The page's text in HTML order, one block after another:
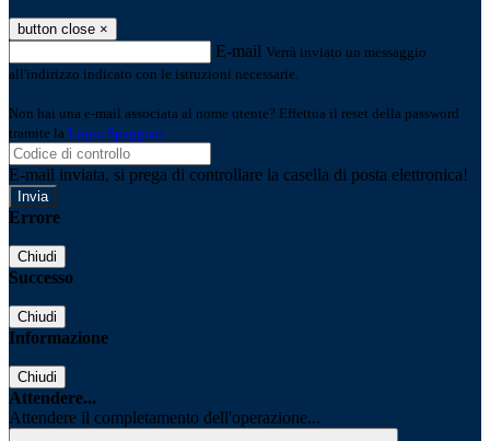
button close ×
E-mail Verrà inviato un messaggio
all'indirizzo indicato con le istruzioni necessarie.
Non hai una e-mail associata al nome utente? Effettua il reset della password
tramite la Login Spaggiari
E-mail inviata, si prega di controllare la casella di posta elettronica!
Errore
Chiudi
Successo
Chiudi
Informazione
Chiudi
Attendere...
Attendere il completamento dell'operazione...